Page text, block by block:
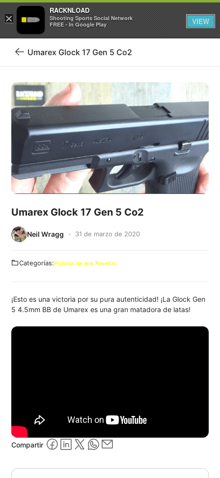
Iniciar sesión Registrarse
Volver
blog
Umarex Glock 17 Gen 5 Co2
Umarex Glock 17 Gen 5 Co2
Neil Wragg 31 de marzo de 2020
Categorías:Pistolas de aire Reseñas
¡Esto es una victoria por su pura autenticidad! ¡La Glock Gen
5 4.5mm BB de Umarex es una gran matadora de latas!
Compartir
×
RACKNLOAD
Shooting Sports Social Network
FREE - In Google Play
VIEW